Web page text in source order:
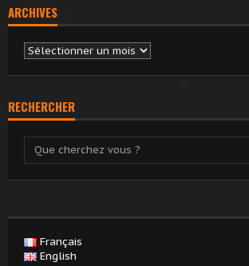
ARCHIVES
Archives
RECHERCHER
Français
English